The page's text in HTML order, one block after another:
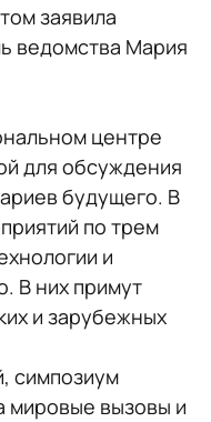
заявила
ведомства Мария
центре
для обсуждения
будущего. В
по трем
и
В них примут
и зарубежных
симпозиум
мировые вызовы и